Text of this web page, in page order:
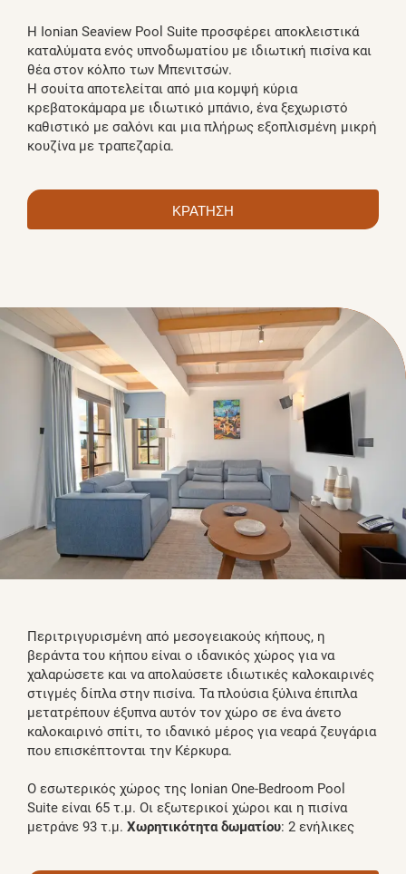
Η Ionian Seaview Pool Suite προσφέρει αποκλειστικά
καταλύματα ενός υπνοδωματίου με ιδιωτική πισίνα και
θέα στον κόλπο των Μπενιτσών.
Η σουίτα αποτελείται από μια κομψή κύρια
κρεβατοκάμαρα με ιδιωτικό μπάνιο, ένα ξεχωριστό
καθιστικό με σαλόνι και μια πλήρως εξοπλισμένη μικρή
κουζίνα με τραπεζαρία.
ΚΡΑΤΗΣΗ
Περιτριγυρισμένη από μεσογειακούς κήπους, η
βεράντα του κήπου είναι ο ιδανικός χώρος για να
χαλαρώσετε και να απολαύσετε ιδιωτικές καλοκαιρινές
στιγμές δίπλα στην πισίνα. Τα πλούσια ξύλινα έπιπλα
μετατρέπουν έξυπνα αυτόν τον χώρο σε ένα άνετο
καλοκαιρινό σπίτι, το ιδανικό μέρος για νεαρά ζευγάρια
που επισκέπτονται την Κέρκυρα.
Ο εσωτερικός χώρος της Ionian One-Bedroom Pool
Suite είναι 65 τ.μ. Οι εξωτερικοί χώροι και η πισίνα
μετράνε 93 τ.μ. Χωρητικότητα δωματίου: 2 ενήλικες